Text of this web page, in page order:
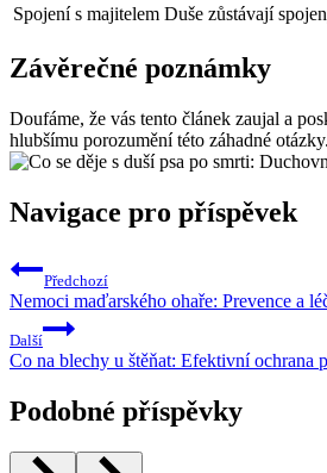
Spojení s majitelem Duše zůstávají
Závěrečné poznámky
Doufáme, že vás tento článek zaujal a
hlubšímu porozumění této záhadné
Navigace pro příspěvek
Předchozí
Nemoci maďarského ohaře: Prevence a
Další
Co na blechy u štěňat: Efektivní ochrana
Podobné příspěvky